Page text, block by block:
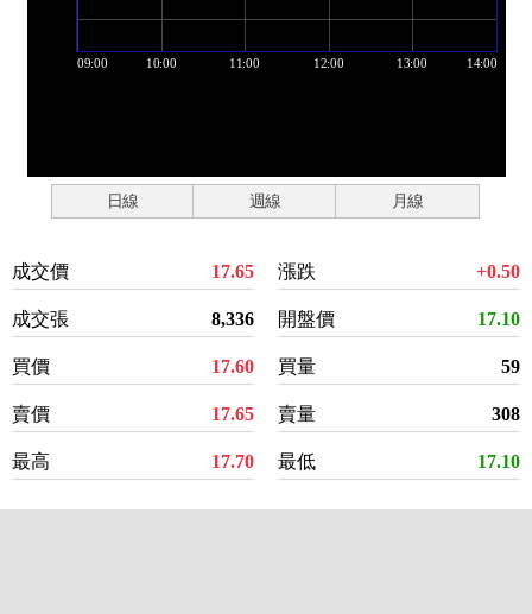
日線 週線 月線
成交價 17.65
成交張 8,336
買價 17.60
賣價 17.65
最高 17.70
漲跌 +0.50
開盤價 17.10
買量 59
賣量 308
最低 17.10